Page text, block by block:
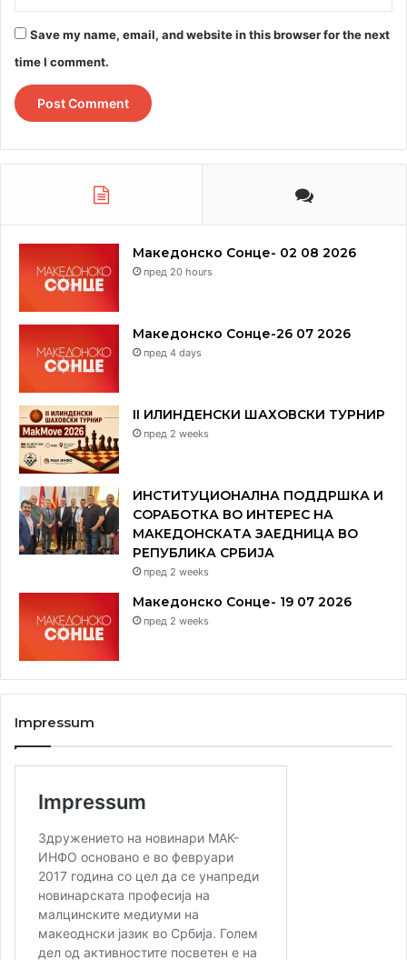
Save my name, email, and website in this browser for the next
time I comment.
Македонско Сонце- 02 08 2026
пред 20 hours
Македонско Сонце-26 07 2026
пред 4 days
II ИЛИНДЕНСКИ ШАХОВСКИ ТУРНИР
пред 2 weeks
ИНСТИТУЦИОНАЛНА ПОДДРШКА И
СОРАБОТКА ВО ИНТЕРЕС НА
МАКЕДОНСКАТА ЗАЕДНИЦА ВО
РЕПУБЛИКА СРБИЈА
пред 2 weeks
Македонско Сонце- 19 07 2026
пред 2 weeks
Impressum